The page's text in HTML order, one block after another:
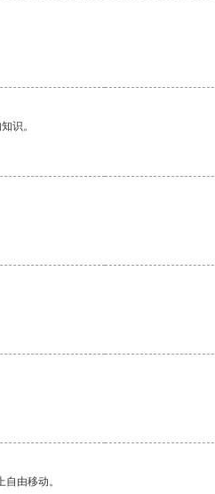
识。
由移动。